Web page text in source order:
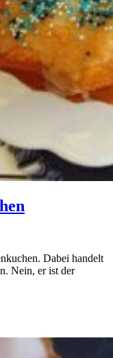
Dabei handelt
Nein, er ist der